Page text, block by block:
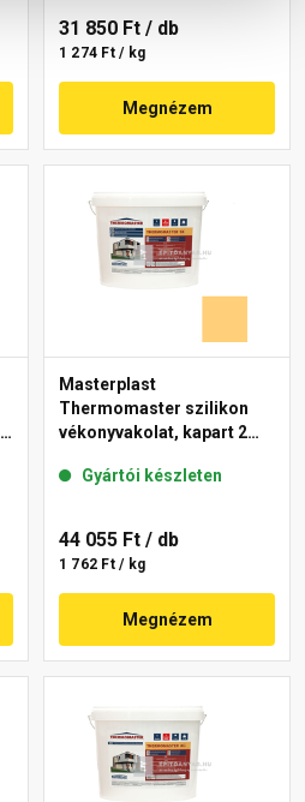
31 850 Ft / db
1 274 Ft / kg
Megnézem
Masterplast
Thermomaster szilikon
vékonyvakolat, kapart 2
Gyártói készleten
44 055 Ft / db
1 762 Ft / kg
Megnézem